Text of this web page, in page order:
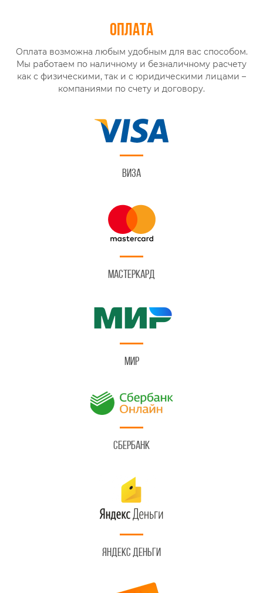
Оплата
Оплата возможна любым удобным для вас способом.
Мы работаем по наличному и безналичному расчету
как с физическими, так и с юридическими лицами –
компаниями по счету и договору.
Виза
Мастеркард
Мир
Сбербанк
Яндекс Деньги